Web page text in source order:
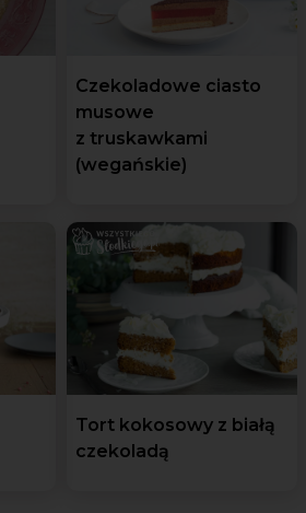
Czekoladowe ciasto
musowe
z truskawkami
(wegańskie)
Tort kokosowy z białą
czekoladą